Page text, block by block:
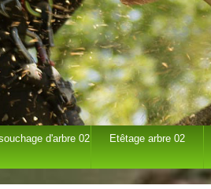
d'arbre 02 Etêtage arbre 02